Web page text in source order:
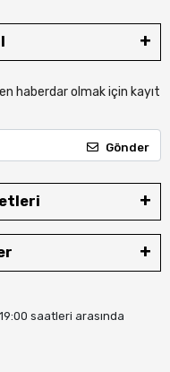
haberdar olmak için kayıt
Gönder
saatleri arasında